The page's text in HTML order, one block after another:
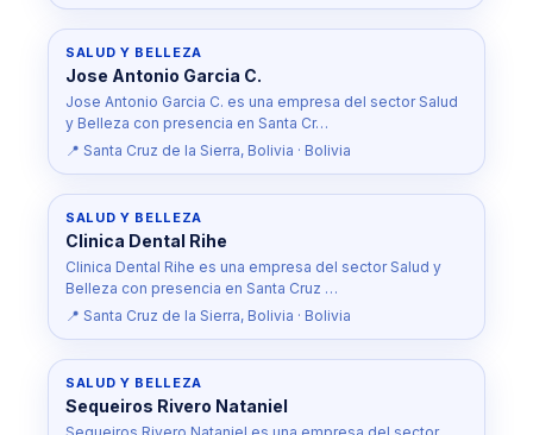
SALUD Y BELLEZA
Jose Antonio Garcia C.
Jose Antonio Garcia C. es una empresa del sector Salud
y Belleza con presencia en Santa Cr…
📍 Santa Cruz de la Sierra, Bolivia · Bolivia
SALUD Y BELLEZA
Clinica Dental Rihe
Clinica Dental Rihe es una empresa del sector Salud y
Belleza con presencia en Santa Cruz …
📍 Santa Cruz de la Sierra, Bolivia · Bolivia
SALUD Y BELLEZA
Sequeiros Rivero Nataniel